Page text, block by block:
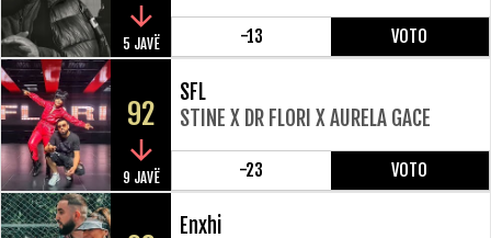
5 JAVË -13 VOTO
92
9 JAVË
SFL
STINE X DR FLORI X AURELA GACE
-23 VOTO
Enxhi